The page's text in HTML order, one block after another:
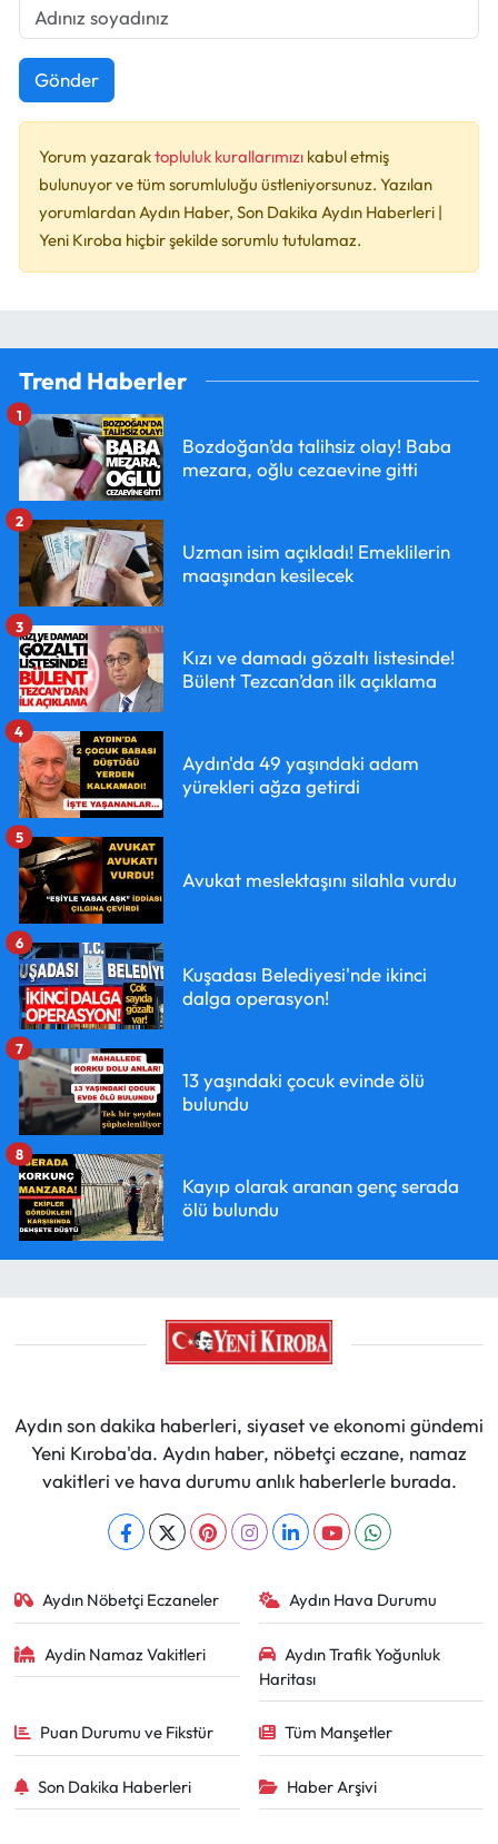
Gönder
Yorum yazaraktopluluk kurallarımızı kabul etmiş
bulunuyor ve tüm sorumluluğu üstleniyorsunuz. Yazılan
yorumlardan Aydın Haber, Son Dakika Aydın Haberleri |
Yeni Kıroba hiçbir şekilde sorumlu tutulamaz.
Trend Haberler
Bozdoğan’da talihsiz olay! Baba
mezara, oğlu cezaevine gitti
1
Uzman isim açıkladı! Emeklilerin
maaşından kesilecek
2
Kızı ve damadı gözaltı listesinde!
Bülent Tezcan’dan ilk açıklama
3
Aydın'da 49 yaşındaki adam
yürekleri ağza getirdi
4
Avukat meslektaşını silahla vurdu
5
Kuşadası Belediyesi'nde ikinci
dalga operasyon!
6
13 yaşındaki çocuk evinde ölü
bulundu
7
Kayıp olarak aranan genç serada
ölü bulundu
8
Aydın son dakika haberleri, siyaset ve ekonomi gündemi
Yeni Kıroba'da. Aydın haber, nöbetçi eczane, namaz
vakitleri ve hava durumu anlık haberlerle burada.
Aydın Nöbetçi Eczaneler Aydın Hava Durumu
Aydin Namaz Vakitleri
Aydın Trafik Yoğunluk
Haritası
Puan Durumu ve Fikstür Tüm Manşetler
Son Dakika Haberleri Haber Arşivi